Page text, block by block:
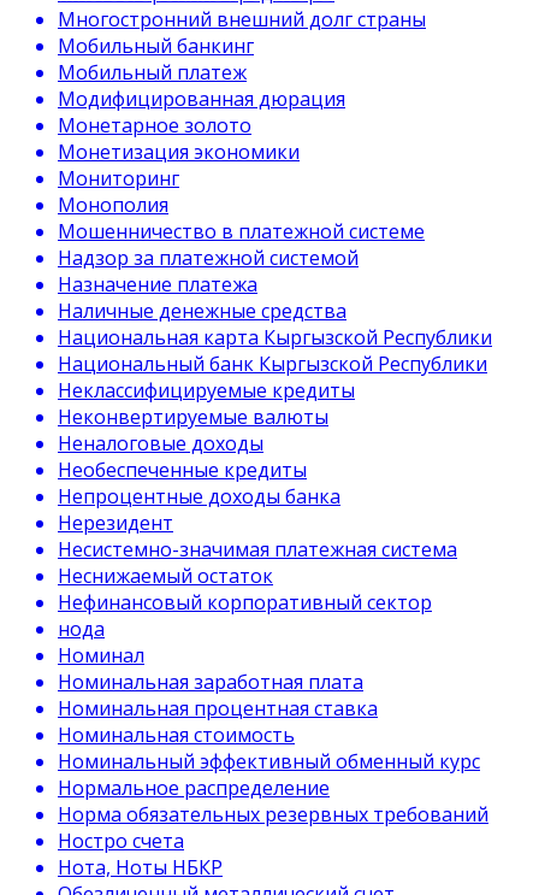
Многостронний внешний долг страны
Мобильный банкинг
Мобильный платеж
Модифицированная дюрация
Монетарное золото
Монетизация экономики
Мониторинг
Монополия
Мошенничество в платежной системе
Надзор за платежной системой
Назначение платежа
Наличные денежные средства
Национальная карта Кыргызской Республики
Национальный банк Кыргызской Республики
Неклассифицируемые кредиты
Неконвертируемые валюты
Неналоговые доходы
Необеспеченные кредиты
Непроцентные доходы банка
Нерезидент
Несистемно-значимая платежная система
Неснижаемый остаток
Нефинансовый корпоративный сектор
нода
Номинал
Номинальная заработная плата
Номинальная процентная ставка
Номинальная стоимость
Номинальный эффективный обменный курс
Нормальное распределение
Норма обязательных резервных требований
Ностро счета
Нота, Ноты НБКР